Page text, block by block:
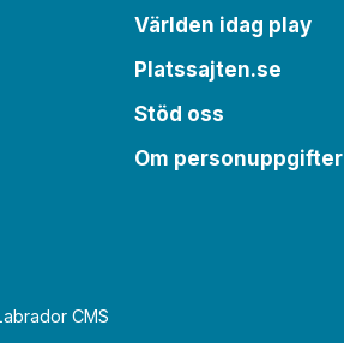
Världen idag play
Platssajten.se
Stöd oss
Om personuppgifter
CMS